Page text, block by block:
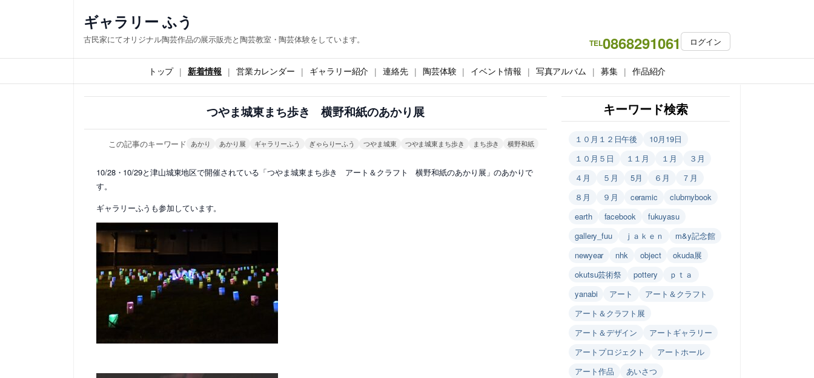
ス
キ
ギャラリー ふう
古民家にてオリジナル陶芸作品の展示販売と陶芸教室・陶芸体験をしています。 TEL0868291061 ログイン
トップ 新着情報 営業カレンダー ギャラリー紹介 連絡先 陶芸体験 イベント情報 写真アルバム 募集 作品紹介
つやま城東まち歩き 横野和紙のあかり展
この記事のキーワード あかり あかり展 ギャラリーふう ぎゃらりーふう つやま城東 つやま城東まち歩き まち歩き 横野和紙
10/28・10/29と津山城東地区で開催されている「つやま城東まち歩き アート＆クラフト 横野和紙のあかり展」のあかりで
す。
ギャラリーふうも参加しています。
キーワード検索
１０月１２日午後
10月19日
１０月５日
１１月 １月
３月
４月
５月 5月 ６月
７月
８月
９月 ceramic
clubmybook
earth
facebook
fukuyasu
gallery_fuu
ｊａｋｅｎ
m&y記念館
newyear
nhk object
okuda展
okutsu芸術祭
pottery
ｐｔａ
yanabi
アート
アート＆クラフト
アート＆クラフト展
アート＆デザイン
アートギャラリー
アートプロジェクト
アートホール
アート作品
あいさつ